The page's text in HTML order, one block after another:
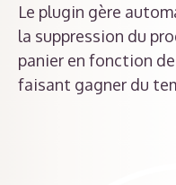
Le plugin gère
la suppression du
panier en fonction
faisant gagner du